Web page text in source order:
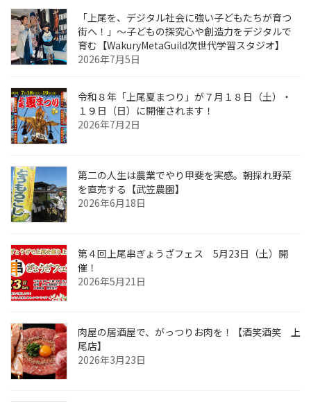
「上尾を、デジタル社会に強い子どもたちが育つ
街へ！」〜子どもの探究心や創造力をデジタルで
育む【WakuryMetaGuild次世代学習スタジオ】
2026年7月5日
令和８年「上尾夏まつり」が７月１８日（土）・
１９日（日）に開催されます！
2026年7月2日
第二の人生は農業でやり甲斐を実感。朝採れ野菜
を直売する【武笠農園】
2026年6月18日
第４回上尾串ぎょうざフェス 5月23日（土）開
催！
2026年5月21日
肉屋の居酒屋で、がっつりお肉を！【酒笑酒笑 上
尾店】
2026年3月23日